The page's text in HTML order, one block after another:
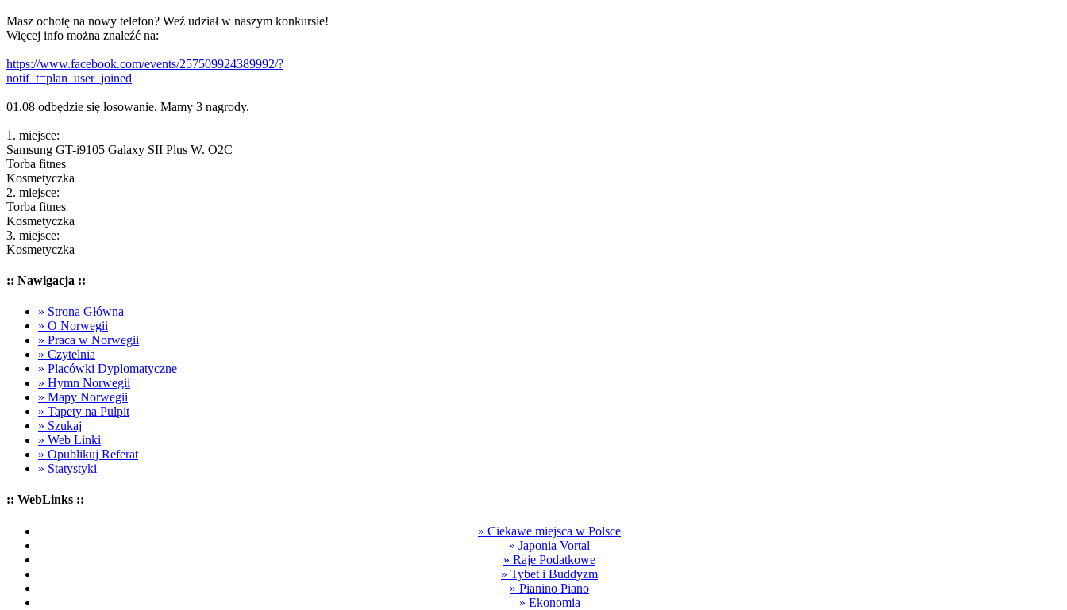
Masz ochotę na nowy telefon? Weź udział w naszym konkursie!
Więcej info można znaleźć na:
https://www.facebook.com/events/257509924389992/?
notif_t=plan_user_joined
01.08 odbędzie się losowanie. Mamy 3 nagrody.
1. miejsce:
Samsung GT-i9105 Galaxy SII Plus W. O2C
Torba fitnes
Kosmetyczka
2. miejsce:
Torba fitnes
Kosmetyczka
3. miejsce:
Kosmetyczka
:: Nawigacja ::
» Strona Główna
» O Norwegii
» Praca w Norwegii
» Czytelnia
» Placówki Dyplomatyczne
» Hymn Norwegii
» Mapy Norwegii
» Tapety na Pulpit
» Szukaj
» Web Linki
» Opublikuj Referat
» Statystyki
:: WebLinks ::
» Ciekawe miejsca w Polsce
» Japonia Vortal
» Raje Podatkowe
» Tybet i Buddyzm
» Pianino Piano
» Ekonomia